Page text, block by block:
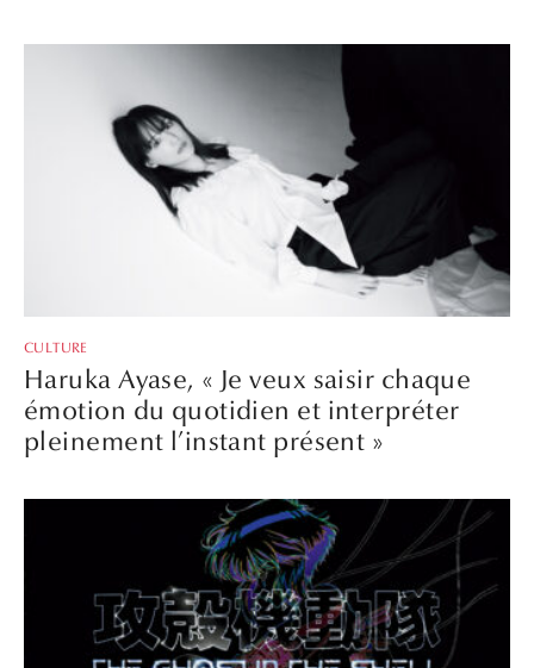
CULTURE
Haruka Ayase, « Je veux saisir chaque
émotion du quotidien et interpréter
pleinement l’instant présent »